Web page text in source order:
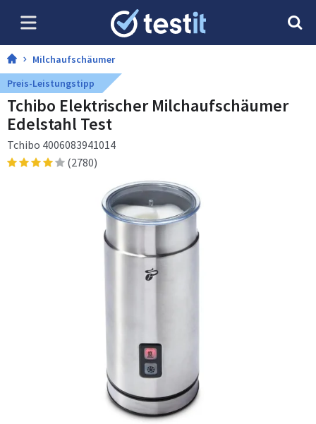
Milchaufschäumer
Preis-Leistungstipp
Tchibo Elektrischer Milchaufschäumer
Edelstahl Test
Tchibo 4006083941014
(2780)